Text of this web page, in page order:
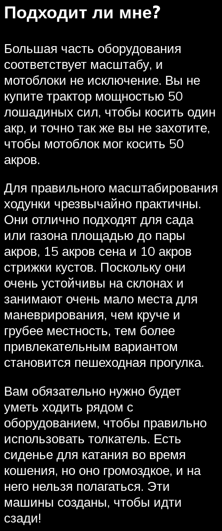
Подходит ли мне?
Большая часть оборудования
соответствует масштабу, и
мотоблоки не исключение. Вы не
купите трактор мощностью 50
лошадиных сил, чтобы косить один
акр, и точно так же вы не захотите,
чтобы мотоблок мог косить 50
акров.
Для правильного масштабирования
ходунки чрезвычайно практичны.
Они отлично подходят для сада
или газона площадью до пары
акров, 15 акров сена и 10 акров
стрижки кустов. Поскольку они
очень устойчивы на склонах и
занимают очень мало места для
маневрирования, чем круче и
грубее местность, тем более
привлекательным вариантом
становится пешеходная прогулка.
Вам обязательно нужно будет
уметь ходить рядом с
оборудованием, чтобы правильно
использовать толкатель. Есть
сиденье для катания во время
кошения, но оно громоздкое, и на
него нельзя полагаться. Эти
машины созданы, чтобы идти
сзади!